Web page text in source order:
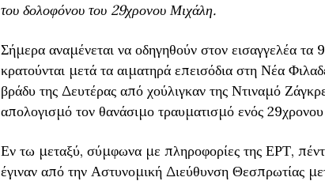
του δολοφόνου του 29χρονου Μιχάλη.
Σήμερα αναμένεται να οδηγηθούν στον εισαγγελέα
κρατούνται μετά τα αιματηρά επεισόδια στη Νέα
βράδυ της Δευτέρας από χούλιγκαν της Ντιναμό
απολογισμό τον θανάσιμο τραυματισμό ενός
Εν τω μεταξύ, σύμφωνα με πληροφορίες της ΕΡΤ,
έγιναν από την Αστυνομική Διεύθυνση Θεσπρωτίας